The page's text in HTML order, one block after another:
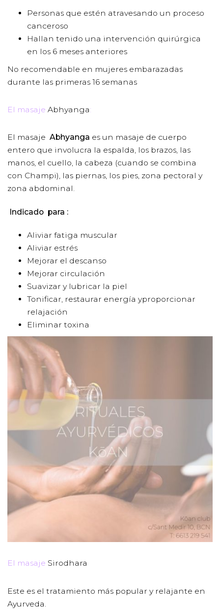
Personas que estén atravesando un proceso
canceroso
Hallan tenido una intervención quirúrgica
en los 6 meses anteriores
No recomendable en mujeres embarazadas
durante las primeras 16 semanas
El masaje Abhyanga:
El masaje Abhyanga es un masaje de cuerpo
entero que involucra la espalda, los brazos, las
manos, el cuello, la cabeza (cuando se combina
con Champi), las piernas, los pies, zona pectoral y
zona abdominal.
Indicado para :
Aliviar fatiga muscular
Aliviar estrés
Mejorar el descanso
Mejorar circulación
Suavizar y lubricar la piel
Tonificar, restaurar energía yproporcionar
relajación
Eliminar toxina
El masaje Sirodhara
Este es el tratamiento más popular y relajante en
Ayurveda.